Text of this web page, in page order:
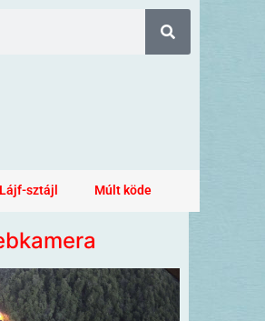
Lájf-sztájl Múlt köde